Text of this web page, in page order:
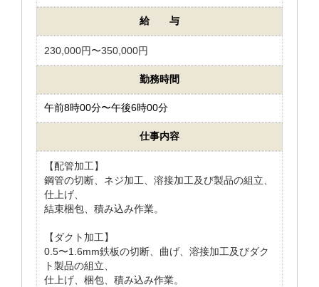
給 与
230,000円〜350,000円
勤務時間
午前8時00分〜午後6時00分
仕事内容
【配管加工】
鋼管の切断、ネジ加工、溶接加工及び製品の組立、
仕上げ、
結束梱包、積み込み作業。
【ダクト加工】
0.5〜1.6mm鉄板の切断、曲げ、溶接加工及びダク
ト製品の組立、
仕上げ、梱包、積み込み作業。